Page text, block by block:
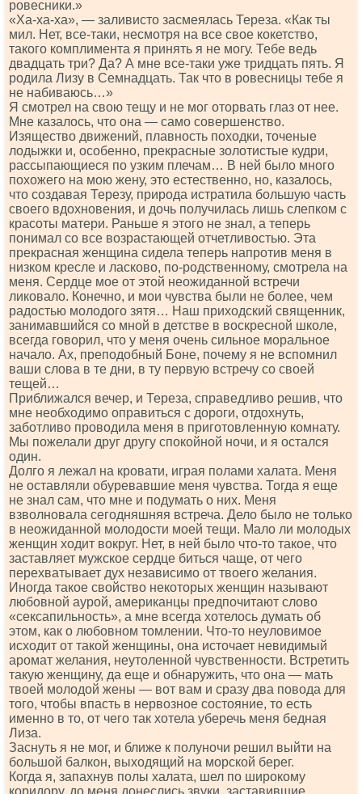
ровесники.»
«Ха-ха-ха», — заливисто засмеялась Тереза. «Как ты
мил. Нет, все-таки, несмотря на все свое кокетство,
такого комплимента я принять я не могу. Тебе ведь
двадцать три? Да? А мне все-таки уже тридцать пять. Я
родила Лизу в Семнадцать. Так что в ровесницы тебе я
не набиваюсь…»
Я смотрел на свою тещу и не мог оторвать глаз от нее.
Мне казалось, что она — само совершенство.
Изящество движений, плавность походки, точеные
лодыжки и, особенно, прекрасные золотистые кудри,
рассыпающиеся по узким плечам… В ней было много
похожего на мою жену, это естественно, но, казалось,
что создавая Терезу, природа истратила большую часть
своего вдохновения, и дочь получилась лишь слепком с
красоты матери. Раньше я этого не знал, а теперь
понимал со все возрастающей отчетливостью. Эта
прекрасная женщина сидела теперь напротив меня в
низком кресле и ласково, по-родственному, смотрела на
меня. Сердце мое от этой неожиданной встречи
ликовало. Конечно, и мои чувства были не более, чем
радостью молодого зятя… Наш приходский священник,
занимавшийся со мной в детстве в воскресной школе,
всегда говорил, что у меня очень сильное моральное
начало. Ах, преподобный Боне, почему я не вспомнил
ваши слова в те дни, в ту первую встречу со своей
тещей…
Приближался вечер, и Тереза, справедливо решив, что
мне необходимо оправиться с дороги, отдохнуть,
заботливо проводила меня в приготовленную комнату.
Мы пожелали друг другу спокойной ночи, и я остался
один.
Долго я лежал на кровати, играя полами халата. Меня
не оставляли обуревавшие меня чувства. Тогда я еще
не знал сам, что мне и подумать о них. Меня
взволновала сегодняшняя встреча. Дело было не только
в неожиданной молодости моей тещи. Мало ли молодых
женщин ходит вокруг. Нет, в ней было что-то такое, что
заставляет мужское сердце биться чаще, от чего
перехватывает дух независимо от твоего желания.
Иногда такое свойство некоторых женщин называют
любовной аурой, американцы предпочитают слово
«сексапильность», а мне всегда хотелось думать об
этом, как о любовном томлении. Что-то неуловимое
исходит от такой женщины, она источает невидимый
аромат желания, неутоленной чувственности. Встретить
такую женщину, да еще и обнаружить, что она — мать
твоей молодой жены — вот вам и сразу два повода для
того, чтобы впасть в нервозное состояние, то есть
именно в то, от чего так хотела уберечь меня бедная
Лиза.
Заснуть я не мог, и ближе к полуночи решил выйти на
большой балкон, выходящий на морской берег.
Когда я, запахнув полы халата, шел по широкому
коридору, до меня донеслись звуки, заставившие